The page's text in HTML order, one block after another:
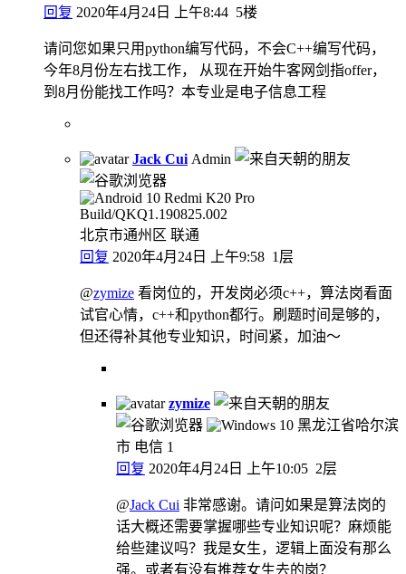
回复 2020年4月24日 上午8:44 5楼
请问您如果只用python编写代码，不会C++编写代码，
今年8月份左右找工作， 从现在开始牛客网剑指offer，
到8月份能找工作吗？本专业是电子信息工程
Jack Cui Admin
北京市通州区 联通
回复 2020年4月24日 上午9:58 1层
@zymize 看岗位的，开发岗必须c++，算法岗看面
试官心情，c++和python都行。刷题时间是够的，
但还得补其他专业知识，时间紧，加油～
zymize
黑龙江省哈尔滨
市 电信 1
回复 2020年4月24日 上午10:05 2层
@Jack Cui 非常感谢。请问如果是算法岗的
话大概还需要掌握哪些专业知识呢？麻烦能
给些建议吗？我是女生，逻辑上面没有那么
强。或者有没有推荐女生去的岗？